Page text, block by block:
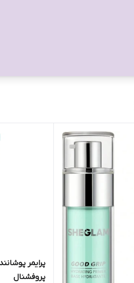
پرایمر
پروفشنال